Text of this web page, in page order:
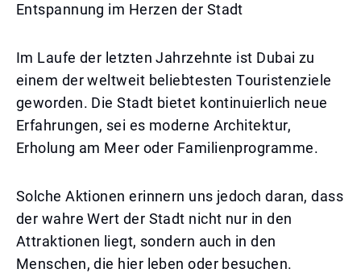
Entspannung im Herzen der Stadt
Im Laufe der letzten Jahrzehnte ist Dubai zu
einem der weltweit beliebtesten Touristenziele
geworden. Die Stadt bietet kontinuierlich neue
Erfahrungen, sei es moderne Architektur,
Erholung am Meer oder Familienprogramme.
Solche Aktionen erinnern uns jedoch daran, dass
der wahre Wert der Stadt nicht nur in den
Attraktionen liegt, sondern auch in den
Menschen, die hier leben oder besuchen.